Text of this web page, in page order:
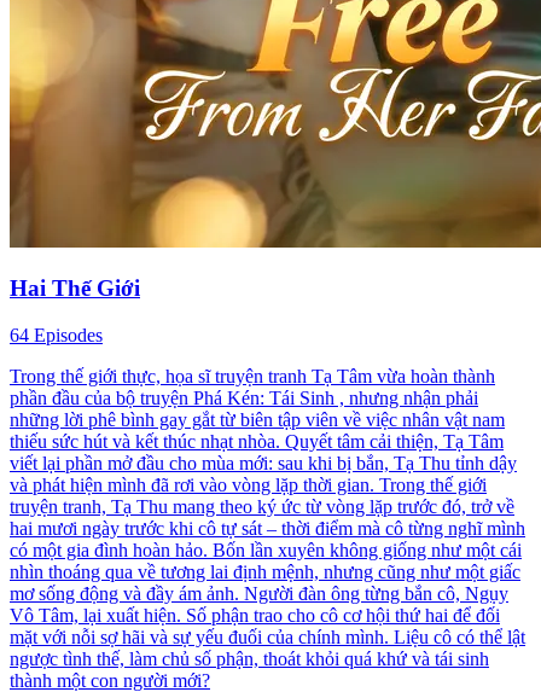
Hai Thế Giới
64 Episodes
Trong thế giới thực, họa sĩ truyện tranh Tạ Tâm vừa hoàn thành
phần đầu của bộ truyện Phá Kén: Tái Sinh , nhưng nhận phải
những lời phê bình gay gắt từ biên tập viên về việc nhân vật nam
thiếu sức hút và kết thúc nhạt nhòa. Quyết tâm cải thiện, Tạ Tâm
viết lại phần mở đầu cho mùa mới: sau khi bị bắn, Tạ Thu tỉnh dậy
và phát hiện mình đã rơi vào vòng lặp thời gian. Trong thế giới
truyện tranh, Tạ Thu mang theo ký ức từ vòng lặp trước đó, trở về
hai mươi ngày trước khi cô tự sát – thời điểm mà cô từng nghĩ mình
có một gia đình hoàn hảo. Bốn lần xuyên không giống như một cái
nhìn thoáng qua về tương lai định mệnh, nhưng cũng như một giấc
mơ sống động và đầy ám ảnh. Người đàn ông từng bắn cô, Ngụy
Vô Tâm, lại xuất hiện. Số phận trao cho cô cơ hội thứ hai để đối
mặt với nỗi sợ hãi và sự yếu đuối của chính mình. Liệu cô có thể lật
ngược tình thế, làm chủ số phận, thoát khỏi quá khứ và tái sinh
thành một con người mới?